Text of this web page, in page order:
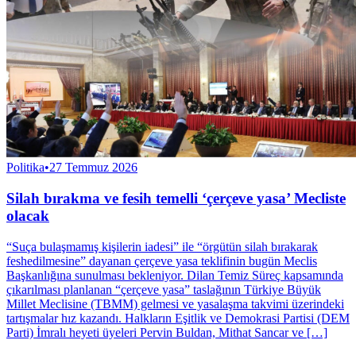
Politika•27 Temmuz 2026
Silah bırakma ve fesih temelli ‘çerçeve yasa’ Mecliste
olacak
“Suça bulaşmamış kişilerin iadesi” ile “örgütün silah bırakarak
feshedilmesine” dayanan çerçeve yasa teklifinin bugün Meclis
Başkanlığına sunulması bekleniyor. Dilan Temiz Süreç kapsamında
çıkarılması planlanan “çerçeve yasa” taslağının Türkiye Büyük
Millet Meclisine (TBMM) gelmesi ve yasalaşma takvimi üzerindeki
tartışmalar hız kazandı. Halkların Eşitlik ve Demokrasi Partisi (DEM
Parti) İmralı heyeti üyeleri Pervin Buldan, Mithat Sancar ve […]